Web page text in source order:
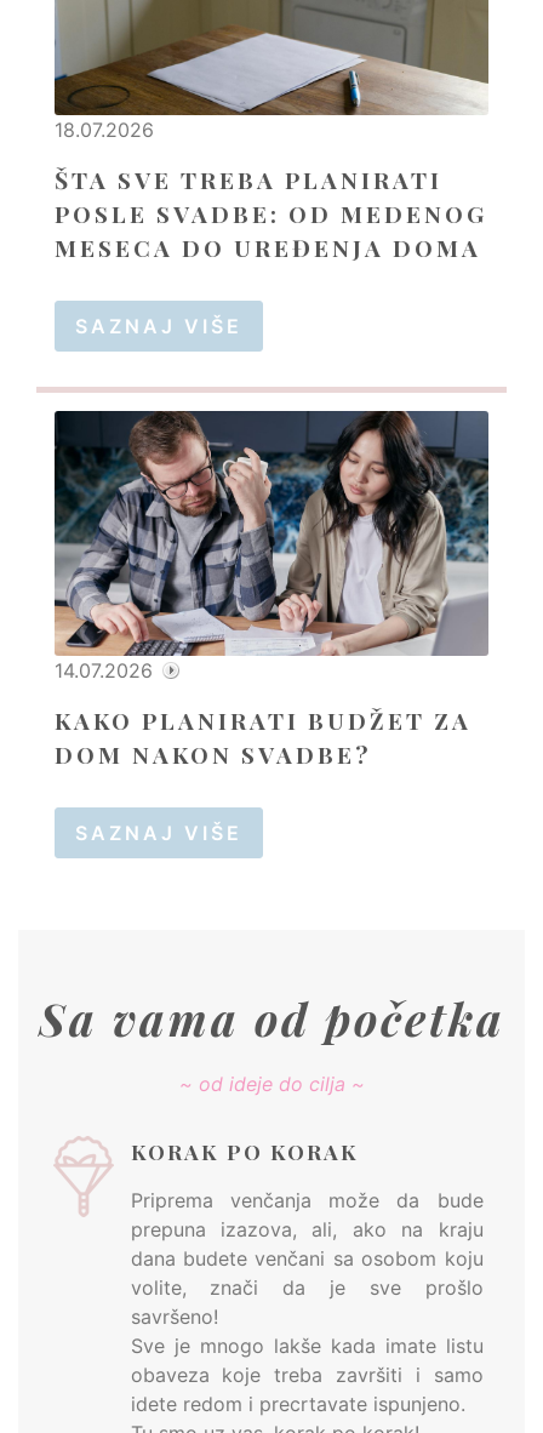
18.07.2026
ŠTA SVE TREBA PLANIRATI
POSLE SVADBE: OD MEDENOG
MESECA DO UREĐENJA DOMA
SAZNAJ VIŠE
14.07.2026
KAKO PLANIRATI BUDŽET ZA
DOM NAKON SVADBE?
SAZNAJ VIŠE
Sa vama od početka
~ od ideje do cilja ~
KORAK PO KORAK
Priprema venčanja može da bude
prepuna izazova, ali, ako na kraju
dana budete venčani sa osobom koju
volite, znači da je sve prošlo
savršeno!
Sve je mnogo lakše kada imate listu
obaveza koje treba završiti i samo
idete redom i precrtavate ispunjeno.